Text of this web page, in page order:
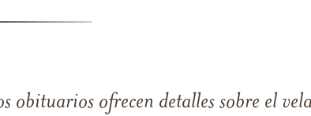
obituarios ofrecen detalles sobre el